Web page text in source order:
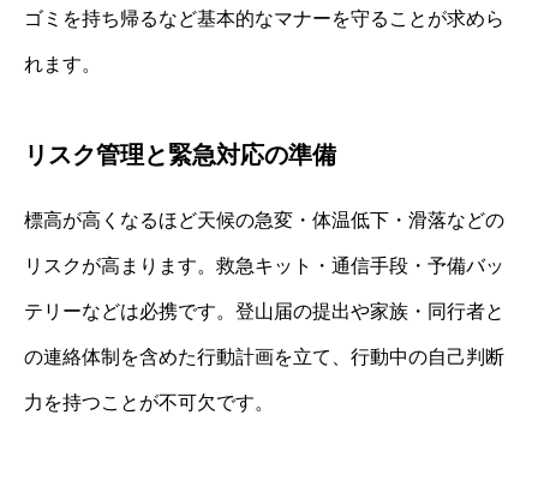
ゴミを持ち帰るなど基本的なマナーを守ることが求めら
れます。
リスク管理と緊急対応の準備
標高が高くなるほど天候の急変・体温低下・滑落などの
リスクが高まります。救急キット・通信手段・予備バッ
テリーなどは必携です。登山届の提出や家族・同行者と
の連絡体制を含めた行動計画を立て、行動中の自己判断
力を持つことが不可欠です。